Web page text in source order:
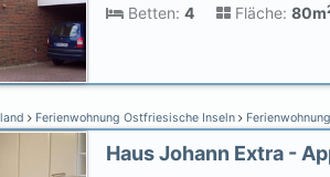
Betten: 4 Fläche: 80m
Ferienwohnung Ostfriesische Inseln
Haus Johann Extra -